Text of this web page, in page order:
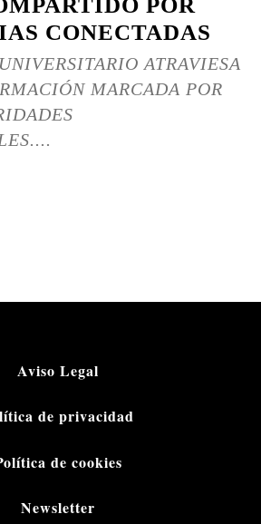
POR
CONECTADAS
ATRAVIESA
MARCADA POR
Aviso Legal
de privacidad
de cookies
Newsletter